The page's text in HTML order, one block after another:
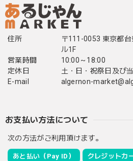
住所
〒111-0053 東京都
ル1F
営業時間
10:00～18:00
定休日
土・日・祝祭日及び
E-mail
algernon-
お支払い方法について
次の方法がご利用頂けます。
あと払い（Pay ID） クレジットカ